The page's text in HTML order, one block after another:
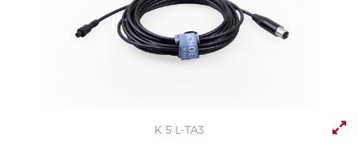
K 5 L-TA3